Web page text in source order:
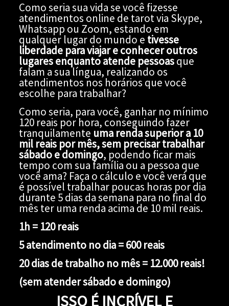
Como seria sua vida se você fizesse
atendimentos online de tarot via Skype,
Whatsapp ou Zoom, estando em
qualquer lugar do mundo e tivesse
liberdade para viajar e conhecer outros
lugares enquanto atende pessoasque
falam a sua língua, realizando os
atendimentos nos horários que você
escolhe para trabalhar?
Como seria, para você, ganhar no mínimo
120 reais por hora, conseguindo fazer
tranquilamente uma renda superior a 10
mil reais por mês, sem precisar trabalhar
sábado e domingo, podendo ficar mais
tempo com sua família ou a pessoa que
você ama? Faça o cálculo e você verá que
é possível trabalhar poucas horas por dia
durante 5 dias da semana para no final do
mês ter uma renda acima de 10 mil reais.
1h = 120 reais
5 atendimento no dia = 600 reais
20 dias de trabalho no mês = 12.000 reais!
(sem atender sábado e domingo)
ISSO É INCRÍVEL E